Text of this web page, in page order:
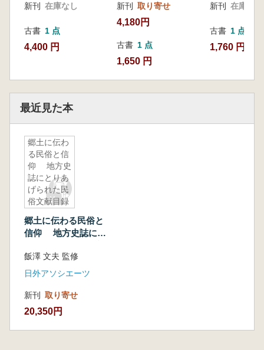
新刊 在庫なし
古書 1 点
4,400 円
新刊 取り寄せ
4,180円
古書 1 点
1,650 円
新刊 在庫なし
古書 1 点
1,760 円
最近見た本
郷土に伝わ
る民俗と信
仰 地方史
誌にとりあ
げられた民
俗文献目録
郷土に伝わる民俗と
信仰 地方史誌にと
献目録
飯澤 文夫 監修
日外アソシエーツ
新刊 取り寄せ
20,350円